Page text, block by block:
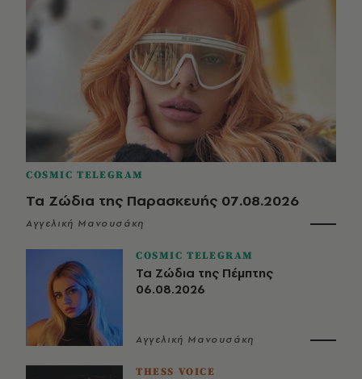
COSMIC TELEGRAM
Τα Ζώδια της Παρασκευής 07.08.2026
Αγγελική Μανουσάκη
COSMIC TELEGRAM
Τα Ζώδια της Πέμπτης
06.08.2026
Αγγελική Μανουσάκη
THESS VOICE